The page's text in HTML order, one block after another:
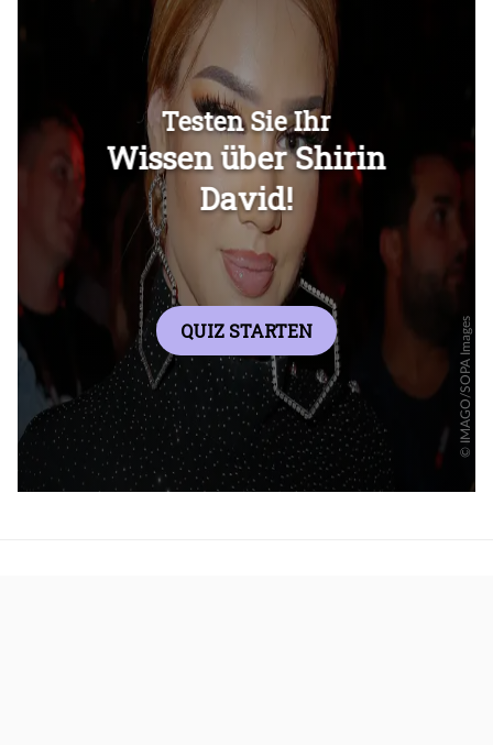
Überspringen